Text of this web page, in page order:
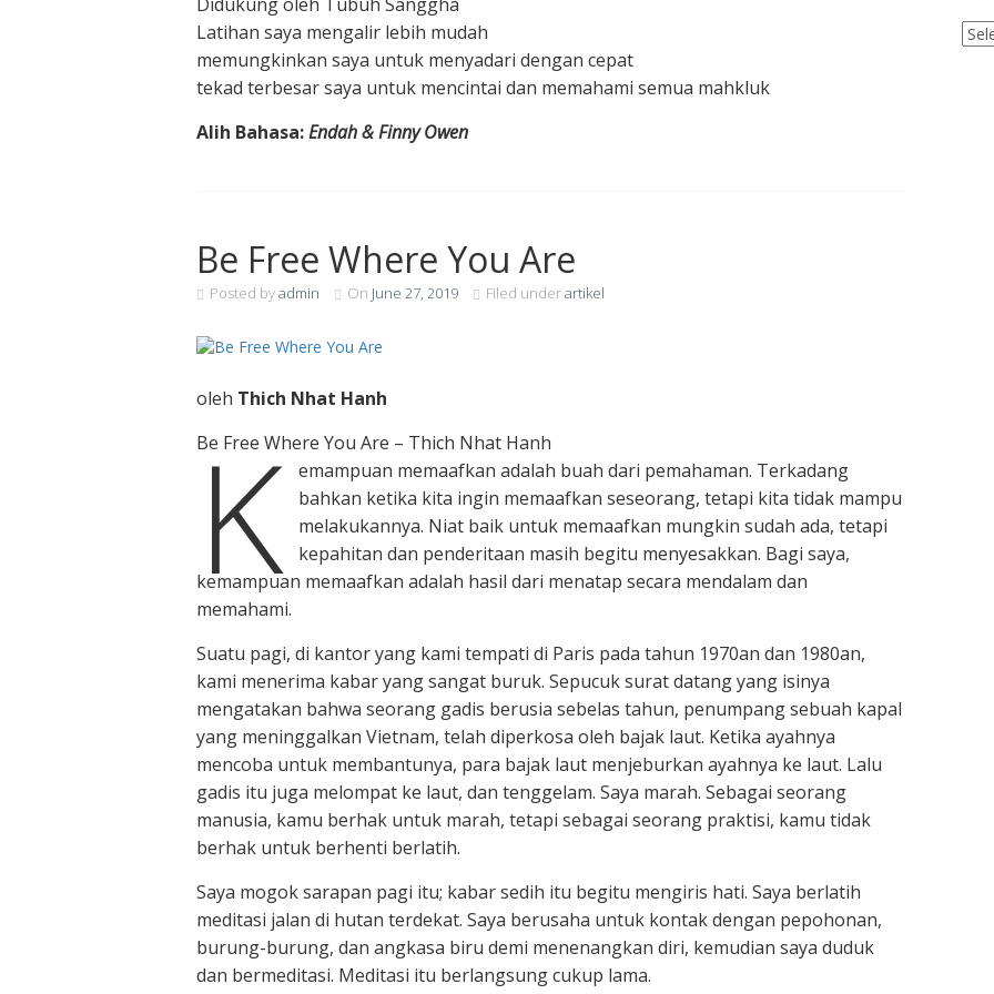
Latihan saya mengalir lebih mudah
memungkinkan saya untuk menyadari dengan cepat
tekad terbesar saya untuk mencintai dan memahami semua mahkluk
Alih Bahasa:Endah& Finny Owen
Be Free Where You Are
Posted byadmin On June 27, 2019 Filed underartikel
oleh Thich Nhat Hanh
Be Free Where You Are – Thich Nhat Hanh
K
emampuan memaafkan adalah buah dari pemahaman. Terkadang
bahkan ketika kita ingin memaafkan seseorang, tetapi kita tidak mampu
melakukannya. Niat baik untuk memaafkan mungkin sudah ada, tetapi
kepahitan dan penderitaan masih begitu menyesakkan. Bagi saya,
kemampuan memaafkan adalah hasil dari menatap secara mendalam dan
memahami.
Suatu pagi, di kantor yang kami tempati di Paris pada tahun 1970an dan 1980an,
kami menerima kabar yang sangat buruk. Sepucuk surat datang yang isinya
mengatakan bahwa seorang gadis berusia sebelas tahun, penumpang sebuah kapal
yang meninggalkan Vietnam, telah diperkosa oleh bajak laut. Ketika ayahnya
mencoba untuk membantunya, para bajak laut menjeburkan ayahnya ke laut. Lalu
gadis itu juga melompat ke laut, dan tenggelam. Saya marah. Sebagai seorang
manusia, kamu berhak untuk marah, tetapi sebagai seorang praktisi, kamu tidak
berhak untuk berhenti berlatih.
Saya mogok sarapan pagi itu; kabar sedih itu begitu mengiris hati. Saya berlatih
meditasi jalan di hutan terdekat. Saya berusaha untuk kontak dengan pepohonan,
burung-burung, dan angkasa biru demi menenangkan diri, kemudian saya duduk
dan bermeditasi. Meditasi itu berlangsung cukup lama.